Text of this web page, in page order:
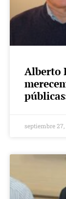
Alberto
septiembre 27,